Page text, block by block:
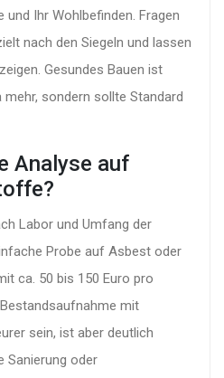
Ihr Wohlbefinden. Fragen
nach den Siegeln und lassen
Gesundes Bauen ist
sondern sollte Standard
Analyse auf
Labor und Umfang der
Probe auf Asbest oder
ca. 50 bis 150 Euro pro
mit
sein, ist aber deutlich
Sanierung oder